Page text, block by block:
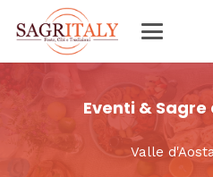
Eventi &
Valle